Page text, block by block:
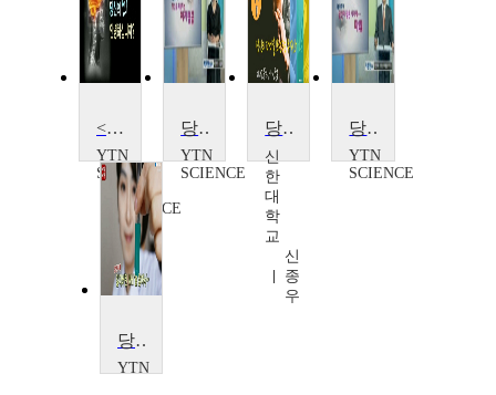
<다큐S+>당신의 뇌는 안녕하십니까?
YTN
SCIENCE
YTN
SCIENCE
당신을 괴롭히는 어지럼증
YTN
SCIENCE
당신의 퍼스널 브랜드는 무엇인가요
신
한
대
학
교
신
종
우
당신이 잠든 사이에...마취
YTN
SCIENCE
당신의 WHY는 안녕하십니까?
YTN